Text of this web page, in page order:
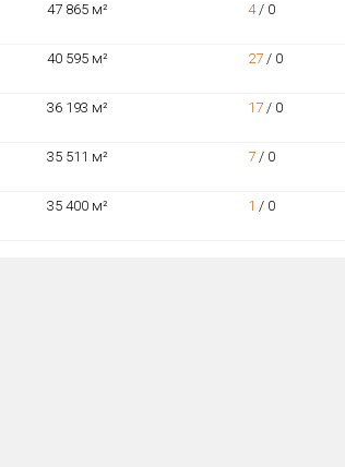
47 865 м² 4/ 0
40 595 м² 27/ 0
36 193 м² 17/ 0
35 511 м² 7/ 0
35 400 м² 1/ 0